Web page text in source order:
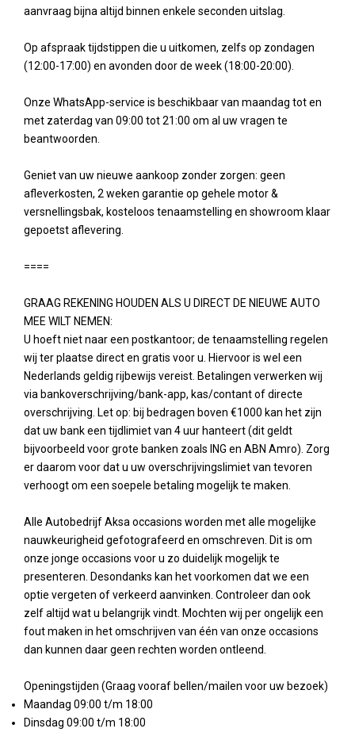
aanvraag bijna altijd binnen enkele seconden uitslag.
Op afspraak tijdstippen die u uitkomen, zelfs op zondagen
(12:00-17:00) en avonden door de week (18:00-20:00).
Onze WhatsApp-service is beschikbaar van maandag tot en
met zaterdag van 09:00 tot 21:00 om al uw vragen te
beantwoorden.
Geniet van uw nieuwe aankoop zonder zorgen: geen
afleverkosten, 2 weken garantie op gehele motor &
versnellingsbak, kosteloos tenaamstelling en showroom klaar
gepoetst aflevering.
====
GRAAG REKENING HOUDEN ALS U DIRECT DE NIEUWE AUTO
MEE WILT NEMEN:
U hoeft niet naar een postkantoor; de tenaamstelling regelen
wij ter plaatse direct en gratis voor u. Hiervoor is wel een
Nederlands geldig rijbewijs vereist. Betalingen verwerken wij
via bankoverschrijving/bank-app, kas/contant of directe
overschrijving. Let op: bij bedragen boven €1000 kan het zijn
dat uw bank een tijdlimiet van 4 uur hanteert (dit geldt
bijvoorbeeld voor grote banken zoals ING en ABN Amro). Zorg
er daarom voor dat u uw overschrijvingslimiet van tevoren
verhoogt om een soepele betaling mogelijk te maken.
Alle Autobedrijf Aksa occasions worden met alle mogelijke
nauwkeurigheid gefotografeerd en omschreven. Dit is om
onze jonge occasions voor u zo duidelijk mogelijk te
presenteren. Desondanks kan het voorkomen dat we een
optie vergeten of verkeerd aanvinken. Controleer dan ook
zelf altijd wat u belangrijk vindt. Mochten wij per ongelijk een
fout maken in het omschrijven van één van onze occasions
dan kunnen daar geen rechten worden ontleend.
Openingstijden (Graag vooraf bellen/mailen voor uw bezoek)
Maandag 09:00 t/m 18:00
Dinsdag 09:00 t/m 18:00